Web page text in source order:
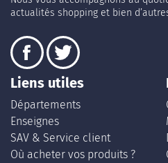
actualités shopping et bien
Liens utiles
Départements
Enseignes
SAV & Service client
Où acheter vos produits ?